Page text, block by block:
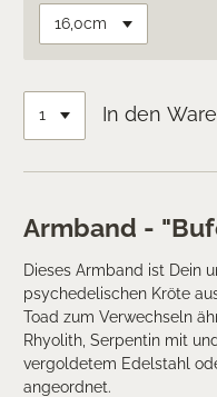
In den
Armband -
Dieses Armband ist Dein
psychedelischen Kröte
Toad zum Verwechseln
Rhyolith, Serpentin mit
vergoldetem Edelstahl
angeordnet.